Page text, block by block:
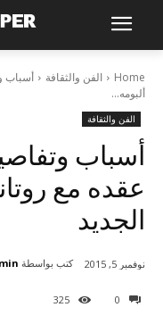
Home الفن والثقافة
أسباب
ألبومه...
الفن والثقافة
أسباب
عقده مع
الجديد
0
325
نوفمبر 5, 2015 كتب بواسطة